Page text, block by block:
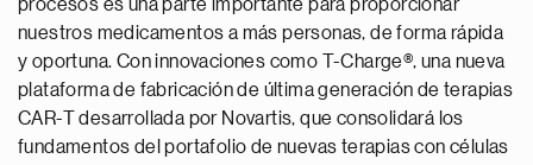
procesos es una parte importante para proporcionar
nuestros medicamentos a más personas, de forma rápida
y oportuna. Con innovaciones como T-Charge®, una nueva
plataforma de fabricación de última generación de terapias
CAR-T desarrollada por Novartis, que consolidará los
fundamentos del portafolio de nuevas terapias con células